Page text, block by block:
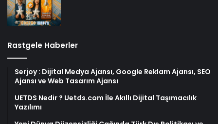
Rastgele Haberler
Serjoy : Dijital Medya Ajansı, Google Reklam Ajansı, SEO
Ajansı ve Web Tasarım Ajansı
UETDS Nedir ? Uetds.com İle Akıllı Dijital Taşımacılık
Yazılımı